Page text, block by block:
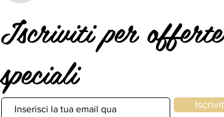
Iscriviti per offerte
speciali